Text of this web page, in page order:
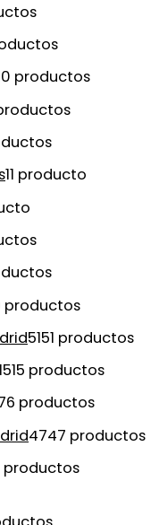
productos
11 producto
productos
5151 productos
15 productos
productos
4747 productos
productos